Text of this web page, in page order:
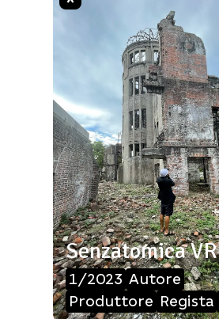
Senzatomica VR
1/2023 Autore
Produttore Regista